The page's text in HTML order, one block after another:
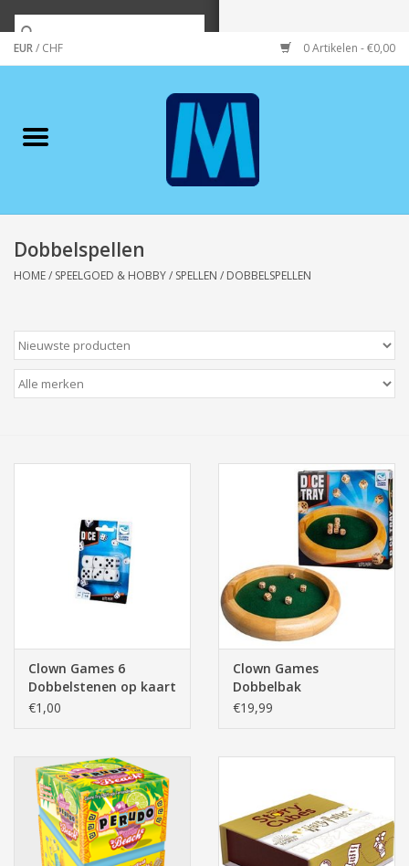
EUR/ CHF 0 Artikelen - €0,00
Merken
Wonen/koken/huishouden
Wenskaarten
Zeeuws/Streek
Baby & Peuter
Speelgoed & hobby
Cadeau & feest
Contact/Locatie
Veiligheid
Pasen
Dobbelspellen
HOME/ SPEELGOED & HOBBY/ SPELLEN / DOBBELSPELLEN
Clown Games 6
Dobbelstenen op kaart
€1,00
Clown Games
Dobbelbak
€19,99